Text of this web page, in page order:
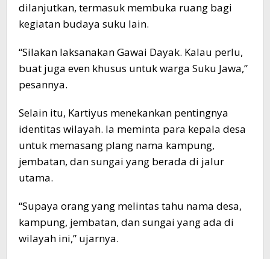
dilanjutkan, termasuk membuka ruang bagi
kegiatan budaya suku lain.
“Silakan laksanakan Gawai Dayak. Kalau perlu,
buat juga even khusus untuk warga Suku Jawa,”
pesannya.
Selain itu, Kartiyus menekankan pentingnya
identitas wilayah. Ia meminta para kepala desa
untuk memasang plang nama kampung,
jembatan, dan sungai yang berada di jalur
utama.
“Supaya orang yang melintas tahu nama desa,
kampung, jembatan, dan sungai yang ada di
wilayah ini,” ujarnya.